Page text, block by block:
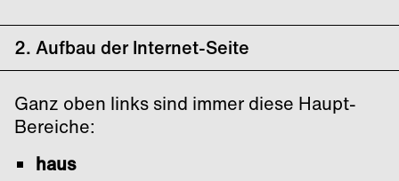
2. Aufbau der Internet-Seite
Ganz oben links sind immer diese Haupt-
Bereiche:
haus